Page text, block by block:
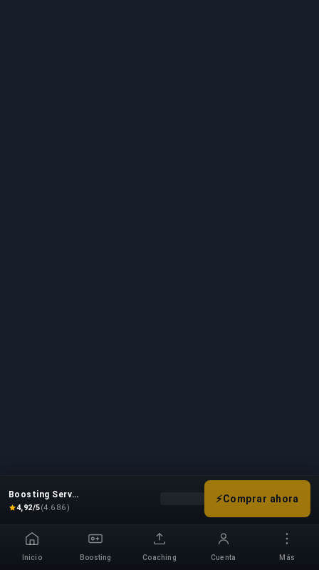
Boosting Service
4,92/5(4.686)
⚡Comprar ahora
Elige tus opciones de boost
Inicio Boosting Coaching Cuenta Más